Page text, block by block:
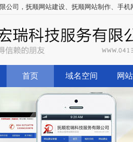
公司， 抚顺网站建设、 抚顺网站制作、 手机
首页 域名空间 网